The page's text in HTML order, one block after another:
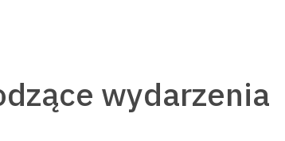
wydarzenia